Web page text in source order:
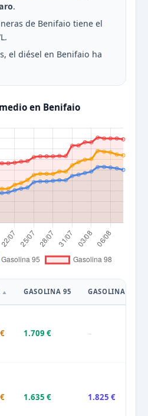
.
de Benifaio tiene el
el diésel en Benifaio ha
en Benifaio
GASOLINA 95 GASOLINA 98
1.709 € –
1.635 € 1.825 €